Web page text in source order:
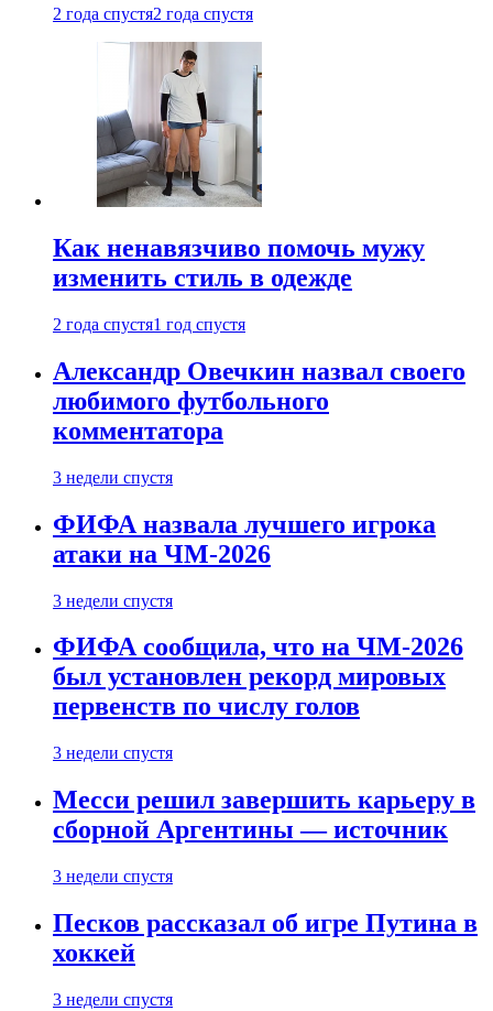
2 года спустя2 года спустя
Как ненавязчиво помочь мужу
изменить стиль в одежде
2 года спустя1 год спустя
Александр Овечкин назвал своего
любимого футбольного
комментатора
3 недели спустя
ФИФА назвала лучшего игрока
атаки на ЧМ-2026
3 недели спустя
ФИФА сообщила, что на ЧМ-2026
был установлен рекорд мировых
первенств по числу голов
3 недели спустя
Месси решил завершить карьеру в
сборной Аргентины — источник
3 недели спустя
Песков рассказал об игре Путина в
хоккей
3 недели спустя